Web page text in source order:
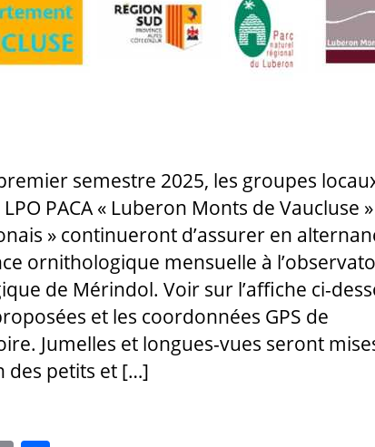
semestre 2025, les groupes
PACA « Luberon Monts de Vaucluse
» continueront d’assurer en
ornithologique mensuelle à
de Mérindol. Voir sur l’affiche ci-
et les coordonnées GPS de
Jumelles et longues-vues seront
des petits et […]